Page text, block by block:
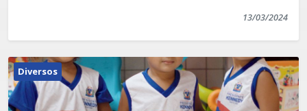
13/03/2024
Diversos